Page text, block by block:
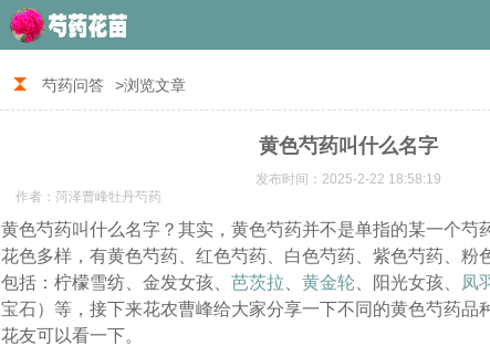
芍药问答 >浏览文章
黄色芍药叫什么名字
发布时间：2025-2-22 18:58:19
作者：菏泽曹峰牡丹芍药
黄色芍药叫什么名字？其实，黄色芍药并不是单指的某一个芍
花色多样，有黄色芍药、红色芍药、白色芍药、紫色芍药、粉
包括：柠檬雪纺、金发女孩、芭茨拉 、黄金轮 、阳光女孩、 凤
宝石）等，接下来花农曹峰给大家分享一下不同的黄色芍药品
花友可以看一下。